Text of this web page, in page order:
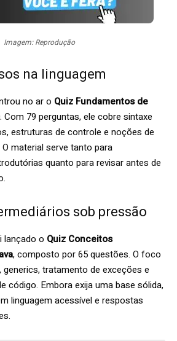
Imagem: Reprodução
na linguagem
no ar o Quiz Fundamentos de
. Com 79 perguntas, ele cobre sintaxe
estruturas de controle e noções de
material serve tanto para
quanto para revisar antes de
sob pressão
lançado o Quiz Conceitos
, composto por 65 questões. O foco
tratamento de exceções e
código. Embora exija uma base sólida,
linguagem acessível e respostas